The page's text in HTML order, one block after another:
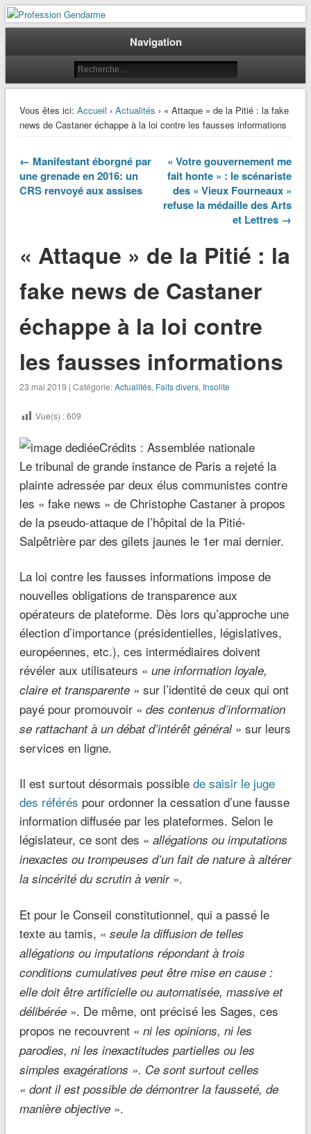
Profession Gendarme
Le journal des gendarmes
Navigation
Vous êtes ici: Accueil › Actualités › « Attaque » de la Pitié : la fake
news de Castaner échappe à la loi contre les fausses informations
← Manifestant éborgné par
une grenade en 2016: un
CRS renvoyé aux assises
« Votre gouvernement me
fait honte » : le scénariste
des « Vieux Fourneaux »
refuse la médaille des Arts
et Lettres →
« Attaque » de la Pitié : la
fake news de Castaner
échappe à la loi contre
les fausses informations
23 mai 2019 | Catégorie:Actualités, Faits divers, Insolite
Vue(s) :609
Crédits : Assemblée nationale
Le tribunal de grande instance de Paris a rejeté la
plainte adressée par deux élus communistes contre
les « fake news » de Christophe Castaner à propos
de la pseudo-attaque de l’hôpital de la Pitié-
Salpêtrière par des gilets jaunes le 1er mai dernier.
La loi contre les fausses informations impose de
nouvelles obligations de transparence aux
opérateurs de plateforme. Dès lors qu’approche une
élection d’importance (présidentielles, législatives,
européennes, etc.), ces intermédiaires doivent
révéler aux utilisateurs « une information loyale,
claire et transparente » sur l’identité de ceux qui ont
payé pour promouvoir « des contenus d’information
se rattachant à un débat d’intérêt général » sur leurs
services en ligne.
Il est surtout désormais possible de saisir le juge
des référés pour ordonner la cessation d’une fausse
information diffusée par les plateformes. Selon le
législateur, ce sont des « allégations ou imputations
inexactes ou trompeuses d’un fait de nature à altérer
la sincérité du scrutin à venir ».
Et pour le Conseil constitutionnel, qui a passé le
texte au tamis, « seule la diffusion de telles
allégations ou imputations répondant à trois
conditions cumulatives peut être mise en cause :
elle doit être artificielle ou automatisée, massive et
délibérée ». De même, ont précisé les Sages, ces
propos ne recouvrent « ni les opinions, ni les
parodies, ni les inexactitudes partielles ou les
simples exagérations ». Ce sont surtout celles
« dont il est possible de démontrer la fausseté, de
manière objective».